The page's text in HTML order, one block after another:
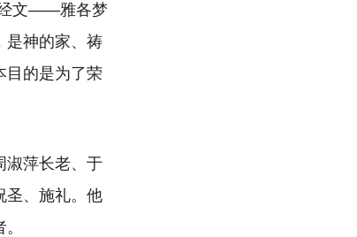
经文——雅各梦
是神的家、祷
目的是为了荣
淑萍长老、于
圣、施礼。他